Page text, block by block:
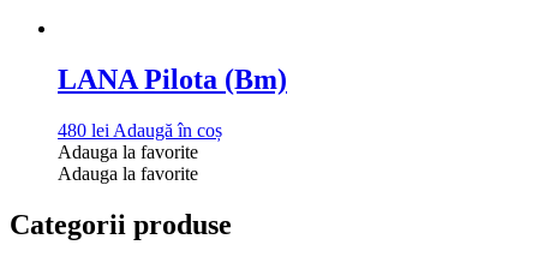
LANA Pilota (Bm)
480 lei Adaugă în coș
Adauga la favorite
Adauga la favorite
Categorii produse